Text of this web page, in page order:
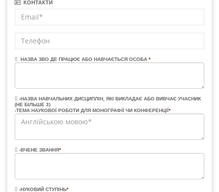
КОНТАКТИ
НАЗВА ЗВО ДЕ ПРАЦЮЄ АБО НАВЧАЄТЬСЯ ОСОБА *
-НАЗВА НАВЧАЛЬНИХ ДИСЦИПЛІН, ЯКІ ВИКЛАДАЄ АБО ВИВЧАЄ УЧАСНИК
(НЕ БІЛЬШЕ 3)
-ТЕМА НАУКОВОЇ РОБОТИ ДЛЯ МОНОГРАФІЇ ЧИ КОНФЕРЕНЦІЇ*
-ВЧЕНЕ ЗВАННЯ*
-НУКОВИЙ СТУПІНЬ*